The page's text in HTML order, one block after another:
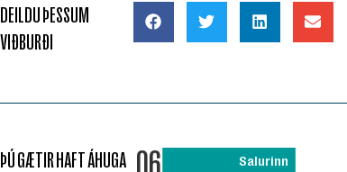
DEILDU ÞESSUM
VIÐBURÐI
ÞÚ GÆTIR HAFT ÁHUGA
Salurinn